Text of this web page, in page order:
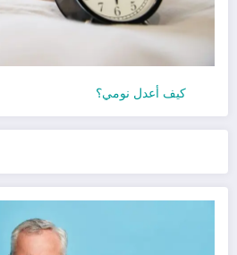
كيف أعدل نومي؟